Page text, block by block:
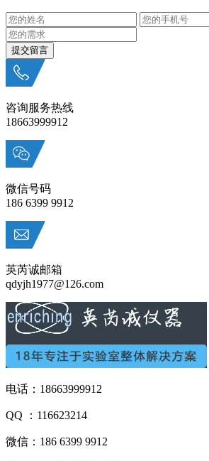
咨询服务热线
18663999912
微信号码
186 6399 9912
英芮诚邮箱
qdyjh1977@126.com
电话：18663999912
QQ ：116623214
微信：186 6399 9912